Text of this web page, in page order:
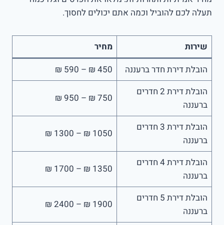
תעלה לכם להוביל וכמה אתם יכולים לחסוך.
שירות
מחיר
הובלת דירת חדר ברעננה
450 ₪ – 590 ₪
הובלת דירת 2 חדרים
ברעננה
750 ₪ – 950 ₪
הובלת דירת 3 חדרים
ברעננה
1050 ₪ – 1300 ₪
הובלת דירת 4 חדרים
ברעננה
1350 ₪ – 1700 ₪
הובלת דירת 5 חדרים
ברעננה
1900 ₪ – 2400 ₪